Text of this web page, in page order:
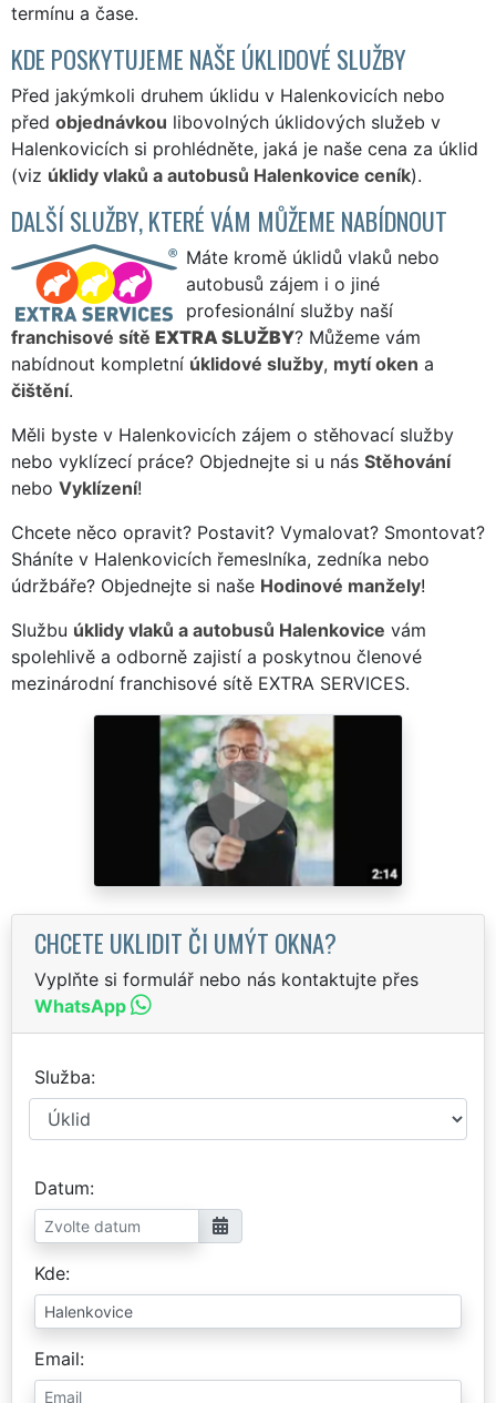
termínu a čase.
KDE POSKYTUJEME NAŠE ÚKLIDOVÉ SLUŽBY
Před jakýmkoli druhem úklidu v Halenkovicích nebo
před objednávkou libovolných úklidových služeb v
Halenkovicích si prohlédněte, jaká je naše cena za úklid
(viz úklidy vlaků a autobusů Halenkovice ceník).
DALŠÍ SLUŽBY, KTERÉ VÁM MŮŽEME NABÍDNOUT
Máte kromě úklidů vlaků nebo
autobusů zájem i o jiné
profesionální služby naší
franchisové sítě EXTRA SLUŽBY? Můžeme vám
nabídnout kompletní úklidové služby, mytí oken a
čištění.
Měli byste v Halenkovicích zájem o stěhovací služby
nebo vyklízecí práce? Objednejte si u nás Stěhování
nebo Vyklízení!
Chcete něco opravit? Postavit? Vymalovat? Smontovat?
Sháníte v Halenkovicích řemeslníka, zedníka nebo
údržbáře? Objednejte si naše Hodinové manžely!
Službu úklidy vlaků a autobusů Halenkovice vám
spolehlivě a odborně zajistí a poskytnou členové
mezinárodní franchisové sítě EXTRA SERVICES.
CHCETE UKLIDIT ČI UMÝT OKNA?
Vyplňte si formulář nebo nás kontaktujte přes
WhatsApp
Služba
Datum
Kde
Email